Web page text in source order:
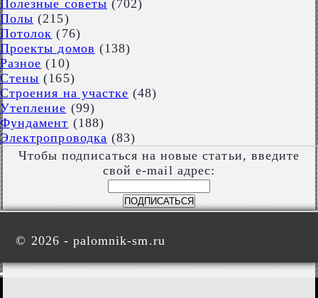
Полезные советы (702)
Полы (215)
Потолок (76)
Проекты домов (138)
Разное (10)
Стены (165)
Строения на участке (48)
Утепление (99)
Фундамент (188)
Электропроводка (83)
Чтобы подписаться на новые статьи, введите
свой e-mail адрес:
© 2026 - palomnik-sm.ru